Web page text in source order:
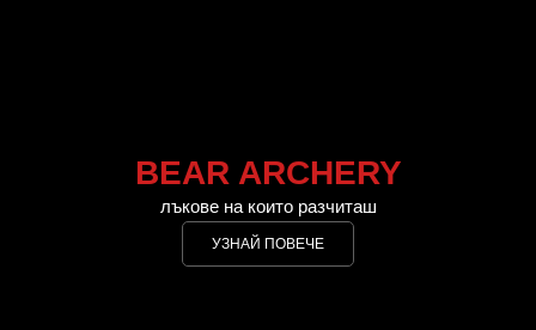
BEAR ARCHERY
лъкове на които разчиташ
УЗНАЙ ПОВЕЧЕ